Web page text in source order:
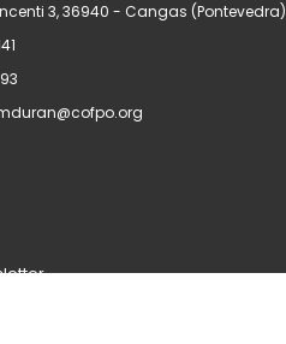
3, 36940 - Cangas (Pontevedra)